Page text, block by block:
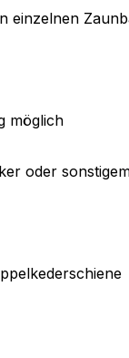
einzelnen
möglich
oder